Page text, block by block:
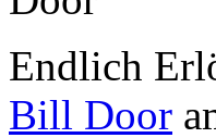
Endlich
Bill Door